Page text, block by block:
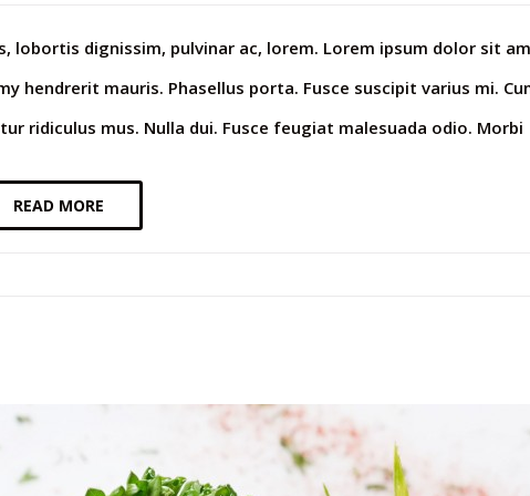
dignissim, pulvinar ac, lorem. Lorem ipsum dolor sit
hendrerit mauris. Phasellus porta. Fusce suscipit varius mi.
ridiculus mus. Nulla dui. Fusce feugiat malesuada odio. Morbi
READ MORE